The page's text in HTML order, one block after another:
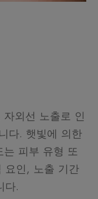
외선 노출로 인
다. 햇빛에 의한
는 피부 유형 또
요인, 노출 기간
다.